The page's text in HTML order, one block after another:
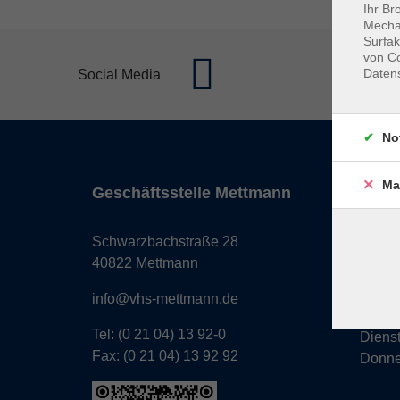
Social Media
Geschäftsstelle Mettmann
Schwarzbachstraße 28
40822 Mettmann
info@vhs-mettmann.de
Tel: (0 21 04) 13 92-0
Fax: (0 21 04) 13 92 92
Ihr
von